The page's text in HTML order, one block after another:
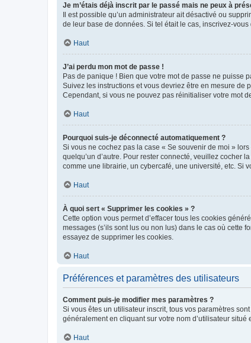
Je m’étais déjà inscrit par le passé mais ne peux à
Il est possible qu’un administrateur ait désactivé ou
de leur base de données. Si tel était le cas, inscrivez-
Haut
J’ai perdu mon mot de passe !
Pas de panique ! Bien que votre mot de passe ne puisse
Suivez les instructions et vous devriez être en mesure de
Cependant, si vous ne pouvez pas réinitialiser votre mot
Haut
Pourquoi suis-je déconnecté automatiquement ?
Si vous ne cochez pas la case « Se souvenir de moi »
quelqu’un d’autre. Pour rester connecté, veuillez cocher
comme une librairie, un cybercafé, une université, etc. Si
Haut
À quoi sert « Supprimer les cookies » ?
Cette option vous permet d’effacer tous les cookies
messages (s’ils sont lus ou non lus) dans le cas où cette
essayez de supprimer les cookies.
Haut
Préférences et paramètres des utilisateurs
Comment puis-je modifier mes paramètres ?
Si vous êtes un utilisateur inscrit, tous vos paramètres
généralement en cliquant sur votre nom d’utilisateur
Haut